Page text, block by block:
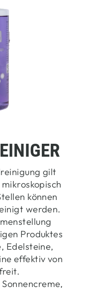
gilt
können
werden.
Produktes
Edelsteine,
effektiv von